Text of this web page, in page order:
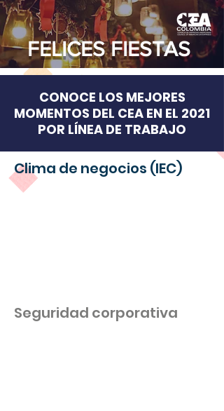
FELICES FIESTAS
CONOCE LOS MEJORES
MOMENTOS DEL CEA EN EL 2021
POR LÍNEA DE TRABAJO
Clima de negocios (IEC)
Seguridad corporativa